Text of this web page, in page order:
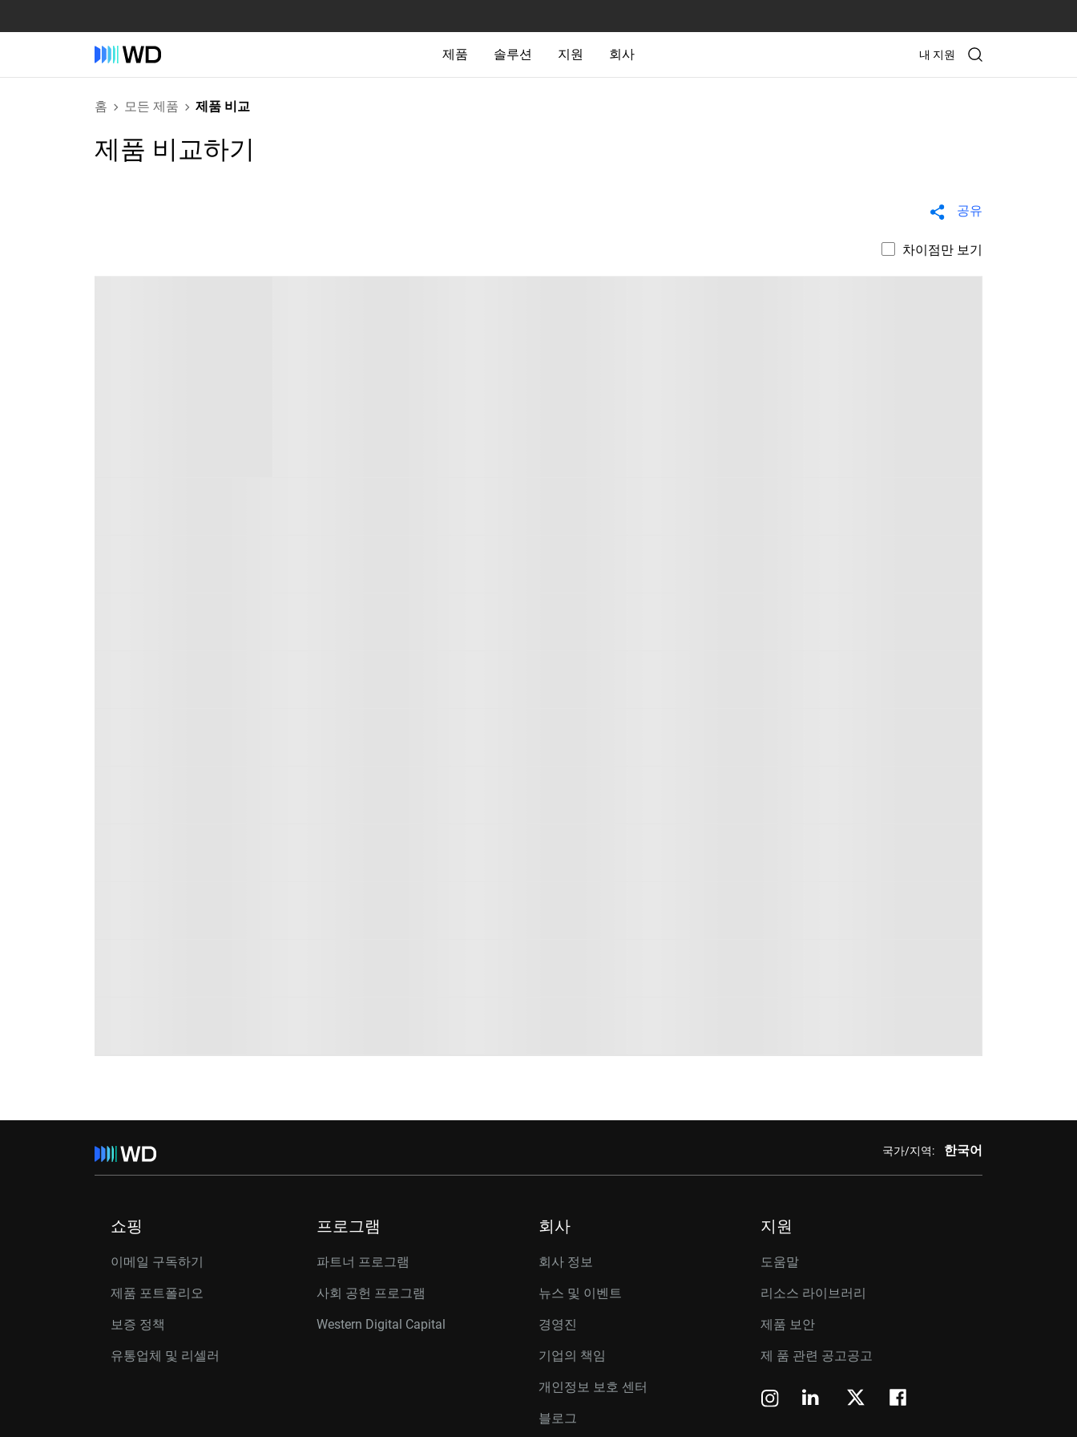
제품 솔루션 지원 회사 내 지원
홈 모든 제품 제품 비교
제품 비교하기
공유
차이점만 보기
국가/지역: 한국어
쇼핑
이메일 구독하기
제품 포트폴리오
보증 정책
유통업체 및 리셀러
프로그램
파트너 프로그램
사회 공헌 프로그램
Western Digital Capital
회사
회사 정보
뉴스 및 이벤트
경영진
기업의 책임
개인정보 보호 센터
블로그
지원
도움말
리소스 라이브러리
제품 보안
제 품 관련 공고공고